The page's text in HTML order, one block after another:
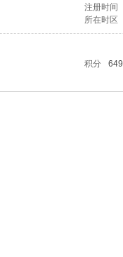
注册时间
所在时区
积分 649